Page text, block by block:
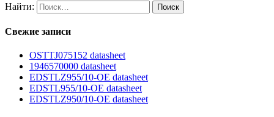
Найти:
Свежие записи
OSTTJ075152 datasheet
1946570000 datasheet
EDSTLZ955/10-OE datasheet
EDSTL955/10-OE datasheet
EDSTLZ950/10-OE datasheet